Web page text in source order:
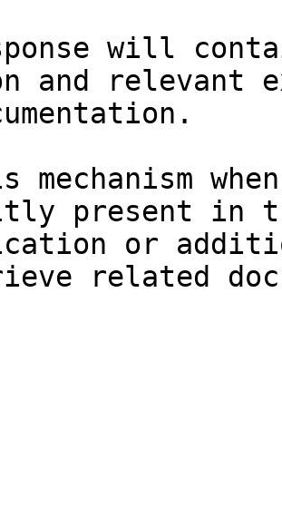
will
and relevant
mechanism
present in
or